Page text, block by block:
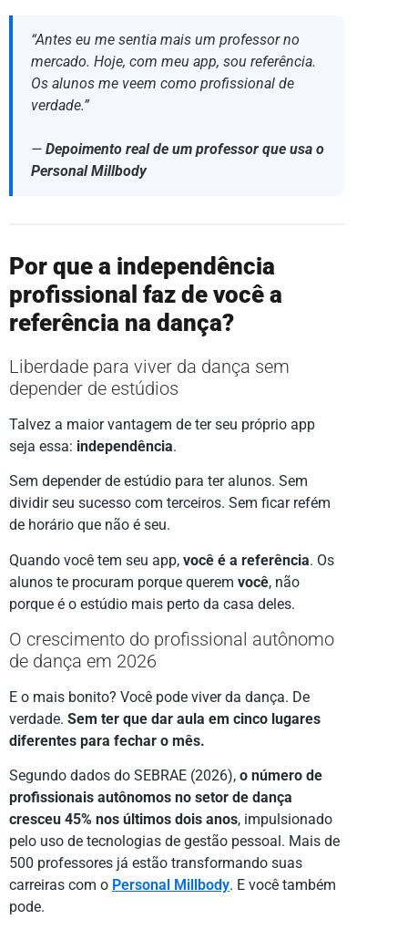
“Antes eu me sentia mais um professor no
mercado. Hoje, com meu app, sou referência.
Os alunos me veem como profissional de
verdade.”
— Depoimento real de um professor que usa o
Personal Millbody
Por que a independência
profissional faz de você a
referência na dança?
Liberdade para viver da dança sem
depender de estúdios
Talvez a maior vantagem de ter seu próprio app
seja essa: independência.
Sem depender de estúdio para ter alunos. Sem
dividir seu sucesso com terceiros. Sem ficar refém
de horário que não é seu.
Quando você tem seu app, você é a referência. Os
alunos te procuram porque querem você, não
porque é o estúdio mais perto da casa deles.
O crescimento do profissional autônomo
de dança em 2026
E o mais bonito? Você pode viver da dança. De
verdade. Sem ter que dar aula em cinco lugares
diferentes para fechar o mês.
Segundo dados do SEBRAE (2026), o número de
profissionais autônomos no setor de dança
cresceu 45% nos últimos dois anos, impulsionado
pelo uso de tecnologias de gestão pessoal. Mais de
500 professores já estão transformando suas
carreiras com o Personal Millbody. E você também
pode.